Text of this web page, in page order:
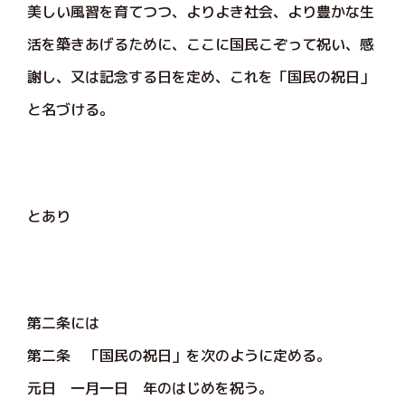
美しい風習を育てつつ、よりよき社会、より豊かな生
活を築きあげるために、ここに国民こぞって祝い、感
謝し、又は記念する日を定め、これを「国民の祝日」
と名づける。
とあり
第二条には
第二条 「国民の祝日」を次のように定める。
元日 一月一日 年のはじめを祝う。